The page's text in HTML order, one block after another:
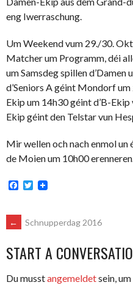
eng Iwerraschung.
Um Weekend vum 29./30.
Matcher um Programm, déi
um Samsdeg spillen
d’Seniors A géint Mondorf
Ekip um 14h30 géint d’B-
Ekip géint den Telstar vun
Mir wellen och nach enmol un
de Moien um 10h00 erenneren.
Facebook
Twitter
POST
NAVIGATION
← Schnupperdag 2016
START A
Du musstangemeldetsein,